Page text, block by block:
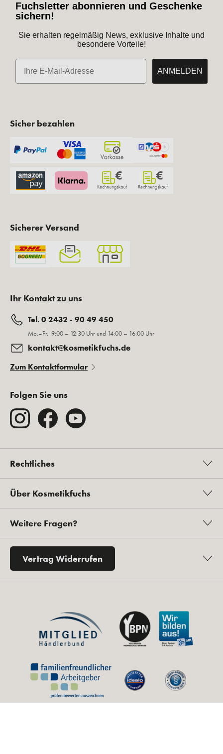
Fuchsletter abonnieren und Geschenke
sichern!
Sie erhalten regelmäßig News, exklusive Inhalte und
besondere Vorteile!
E-Mail
ANMELDEN
Sicher bezahlen
Sicherer Versand
Ihr Kontakt zu uns
Tel. 0 2432 - 90 49 450
Mo.–Fr.: 9:00 – 12:30 Uhr und 14:00 – 16:00 Uhr
kontakt@kosmetikfuchs.de
Zum Kontaktformular
Folgen Sie uns
Rechtliches
Über Kosmetikfuchs
Weitere Fragen?
Vertrag Widerrufen